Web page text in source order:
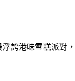
誇港味雪糕派